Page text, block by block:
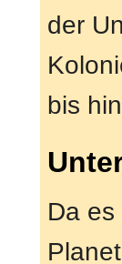
der
bis
Da